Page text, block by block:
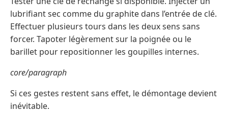
lubrifiant sec comme du graphite dans l’entrée de clé.
Effectuer plusieurs tours dans les deux sens sans
forcer. Tapoter légèrement sur la poignée ou le
barillet pour repositionner les goupilles internes.
core/paragraph
Si ces gestes restent sans effet, le démontage devient
inévitable.